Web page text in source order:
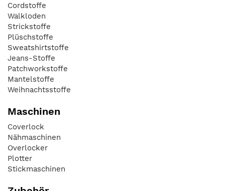
Cordstoffe
Walkloden
Strickstoffe
Plüschstoffe
Sweatshirtstoffe
Jeans-Stoffe
Patchworkstoffe
Mantelstoffe
Weihnachtsstoffe
Maschinen
Coverlock
Nähmaschinen
Overlocker
Plotter
Stickmaschinen